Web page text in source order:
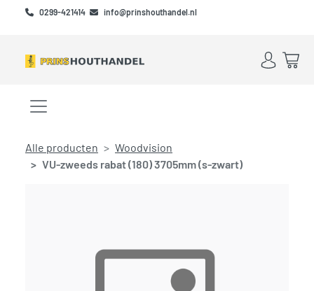
Skip to main content
Skip to footer
0299-421414 info@prinshouthandel.nl
Account
Menu openen/sluiten
Alle producten
Woodvision
VU-zweeds rabat (180) 3705mm (s-zwart)